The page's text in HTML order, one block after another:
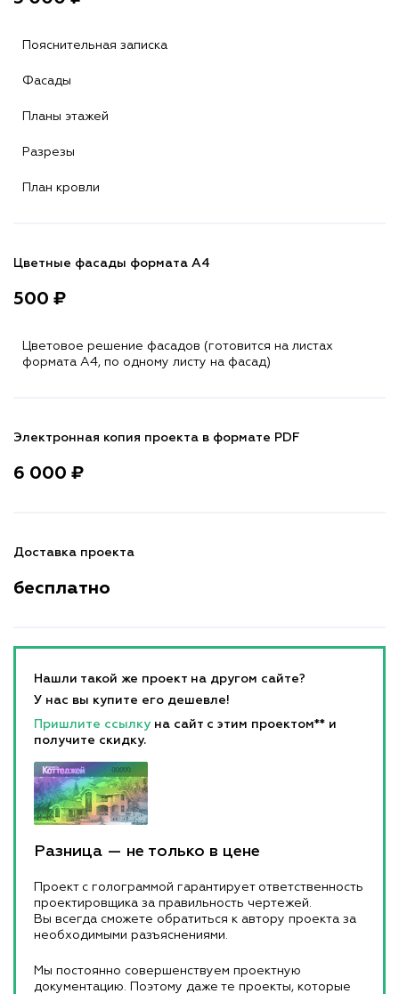
Пояснительная записка
Фасады
Планы этажей
Разрезы
План кровли
Цветные фасады формата А4
500 ₽
Цветовое решение фасадов (готовится на листах
формата A4, по одному листу на фасад)
Электронная копия проекта в формате PDF
6 000 ₽
Доставка проекта
бесплатно
Нашли такой же проект на другом сайте?
У нас вы купите его дешевле!
Пришлите ссылку на сайт с этим проектом** и
получите скидку.
Разница — не только в цене
Проект с голограммой гарантирует ответственность
проектировщика за правильность чертежей.
Вы всегда сможете обратиться к автору проекта за
необходимыми разъяснениями.
Мы постоянно совершенствуем проектную
документацию. Поэтому даже те проекты, которые